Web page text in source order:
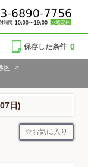
保存した条件 0
区
>
日)
お気に入り